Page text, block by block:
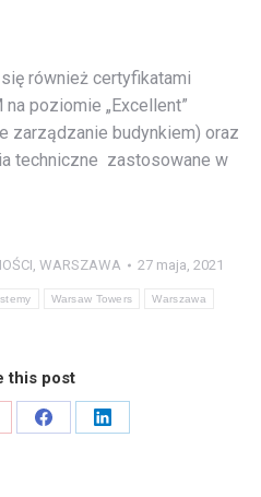
również certyfikatami
poziomie „Excellent”
zarządzanie budynkiem) oraz
techniczne zastosowane w
WARSZAWA 27 maja, 2021
Warsaw Towers Warszawa
this post
Share
Share